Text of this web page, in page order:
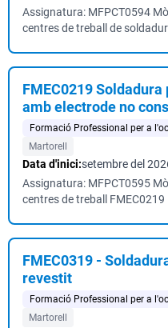
Assignatura: MFPCT0594
centres de treball de
FMEC0219
amb electrode no
Formació Professional per a
Martorell
Data d'inici:setembre del
Assignatura: MFPCT0595
centres de treball FMEC0219
FMEC0319 -
revestit
Formació Professional per a
Martorell